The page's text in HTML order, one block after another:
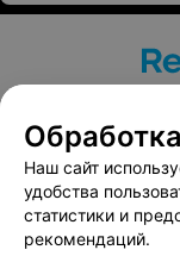
Вакансии
Публичный
Наш сайт
удобства
статистики и
рекомендаций.